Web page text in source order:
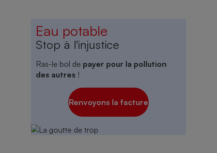
Eau potable
Stop à l'injustice
Ras-le bol de payer pour la pollution
des autres !
Renvoyons la facture